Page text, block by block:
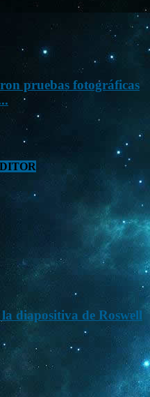
pruebas fotográficas
diapositiva de Roswell